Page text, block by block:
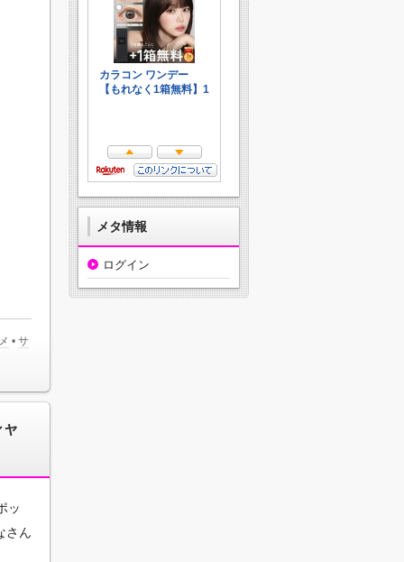
•サ
ッ
さん
メタ情報
ログイン